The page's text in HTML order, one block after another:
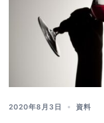
2020年8月3日 資料